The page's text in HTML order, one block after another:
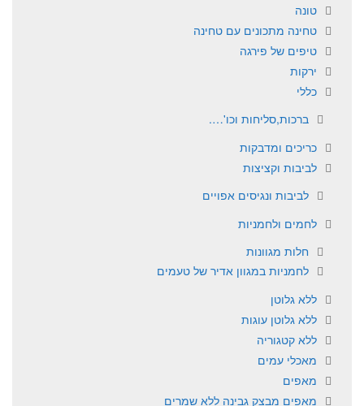
טונה
טחינה מתכונים עם טחינה
טיפים של פירגה
ירקות
כללי
ברכות,סליחות וכו'….
כריכים ומדבקות
לביבות וקציצות
לביבות ונגיסים אפויים
לחמים ולחמניות
חלות מגוונות
לחמניות במגוון אדיר של טעמים
ללא גלוטן
ללא גלוטן עוגות
ללא קטגוריה
מאכלי עמים
מאפים
מאפים מבצק גבינה ללא שמרים